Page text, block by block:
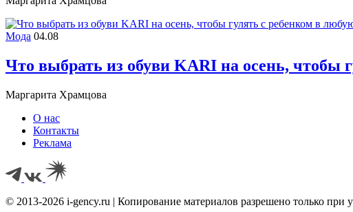
Мода 04.08
Что выбрать из обуви KARI на осень, чтобы
Маргарита Храмцова
О нас
Контакты
Реклама
© 2013-2026 i-gency.ru | Копирование материалов разрешено только при